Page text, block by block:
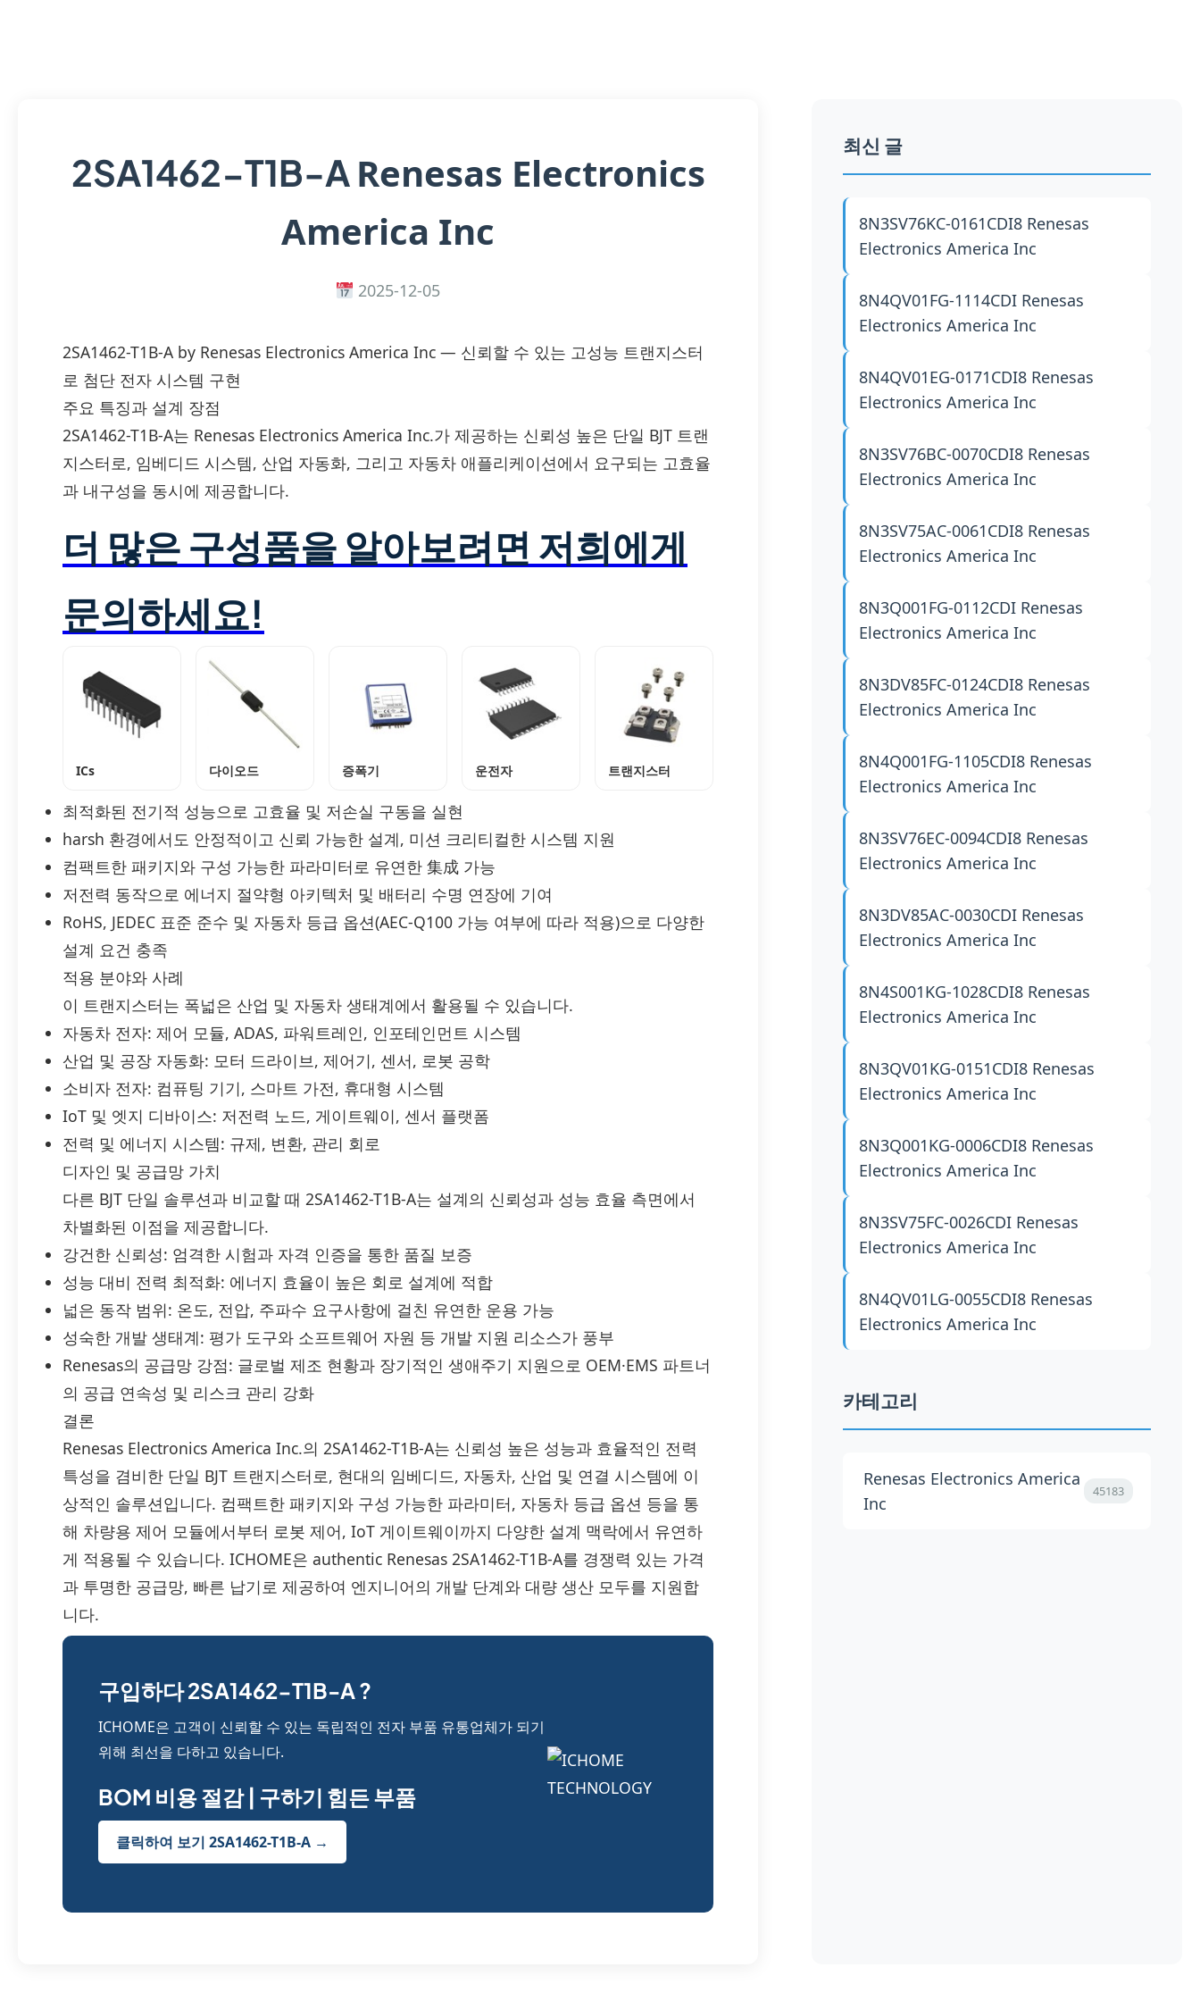
2SA1462-T1B-ARenesas Electronics
America Inc
2025-12-05
2SA1462-T1B-A by Renesas Electronics America Inc — 신뢰할 수 있는 고성능 트랜지스터
로 첨단 전자 시스템 구현
주요 특징과 설계 장점
2SA1462-T1B-A는 Renesas Electronics America Inc.가 제공하는 신뢰성 높은 단일 BJT 트랜
지스터로, 임베디드 시스템, 산업 자동화, 그리고 자동차 애플리케이션에서 요구되는 고효율
과 내구성을 동시에 제공합니다.
더 많은 구성품을 알아보려면 저희에게
문의하세요!
ICs 다이오드 증폭기 운전자 트랜지스터
최적화된 전기적 성능으로 고효율 및 저손실 구동을 실현
harsh 환경에서도 안정적이고 신뢰 가능한 설계, 미션 크리티컬한 시스템 지원
컴팩트한 패키지와 구성 가능한 파라미터로 유연한 集成 가능
저전력 동작으로 에너지 절약형 아키텍처 및 배터리 수명 연장에 기여
RoHS, JEDEC 표준 준수 및 자동차 등급 옵션(AEC-Q100 가능 여부에 따라 적용)으로 다양한
설계 요건 충족
적용 분야와 사례
이 트랜지스터는 폭넓은 산업 및 자동차 생태계에서 활용될 수 있습니다.
자동차 전자: 제어 모듈, ADAS, 파워트레인, 인포테인먼트 시스템
산업 및 공장 자동화: 모터 드라이브, 제어기, 센서, 로봇 공학
소비자 전자: 컴퓨팅 기기, 스마트 가전, 휴대형 시스템
IoT 및 엣지 디바이스: 저전력 노드, 게이트웨이, 센서 플랫폼
전력 및 에너지 시스템: 규제, 변환, 관리 회로
디자인 및 공급망 가치
다른 BJT 단일 솔루션과 비교할 때 2SA1462-T1B-A는 설계의 신뢰성과 성능 효율 측면에서
차별화된 이점을 제공합니다.
강건한 신뢰성: 엄격한 시험과 자격 인증을 통한 품질 보증
성능 대비 전력 최적화: 에너지 효율이 높은 회로 설계에 적합
넓은 동작 범위: 온도, 전압, 주파수 요구사항에 걸친 유연한 운용 가능
성숙한 개발 생태계: 평가 도구와 소프트웨어 자원 등 개발 지원 리소스가 풍부
Renesas의 공급망 강점: 글로벌 제조 현황과 장기적인 생애주기 지원으로 OEM·EMS 파트너
의 공급 연속성 및 리스크 관리 강화
결론
Renesas Electronics America Inc.의 2SA1462-T1B-A는 신뢰성 높은 성능과 효율적인 전력
특성을 겸비한 단일 BJT 트랜지스터로, 현대의 임베디드, 자동차, 산업 및 연결 시스템에 이
상적인 솔루션입니다. 컴팩트한 패키지와 구성 가능한 파라미터, 자동차 등급 옵션 등을 통
해 차량용 제어 모듈에서부터 로봇 제어, IoT 게이트웨이까지 다양한 설계 맥락에서 유연하
게 적용될 수 있습니다. ICHOME은 authentic Renesas 2SA1462-T1B-A를 경쟁력 있는 가격
과 투명한 공급망, 빠른 납기로 제공하여 엔지니어의 개발 단계와 대량 생산 모두를 지원합
니다.
구입하다 2SA1462-T1B-A ?
ICHOME은 고객이 신뢰할 수 있는 독립적인 전자 부품 유통업체가 되기
위해 최선을 다하고 있습니다.
BOM 비용 절감 | 구하기 힘든 부품
클릭하여 보기 2SA1462-T1B-A →
최신 글
8N3SV76KC-0161CDI8 Renesas
Electronics America Inc
8N4QV01FG-1114CDI Renesas
Electronics America Inc
8N4QV01EG-0171CDI8 Renesas
Electronics America Inc
8N3SV76BC-0070CDI8 Renesas
Electronics America Inc
8N3SV75AC-0061CDI8 Renesas
Electronics America Inc
8N3Q001FG-0112CDI Renesas
Electronics America Inc
8N3DV85FC-0124CDI8 Renesas
Electronics America Inc
8N4Q001FG-1105CDI8 Renesas
Electronics America Inc
8N3SV76EC-0094CDI8 Renesas
Electronics America Inc
8N3DV85AC-0030CDI Renesas
Electronics America Inc
8N4S001KG-1028CDI8 Renesas
Electronics America Inc
8N3QV01KG-0151CDI8 Renesas
Electronics America Inc
8N3Q001KG-0006CDI8 Renesas
Electronics America Inc
8N3SV75FC-0026CDI Renesas
Electronics America Inc
8N4QV01LG-0055CDI8 Renesas
Electronics America Inc
카테고리
Renesas Electronics America
Inc
45183